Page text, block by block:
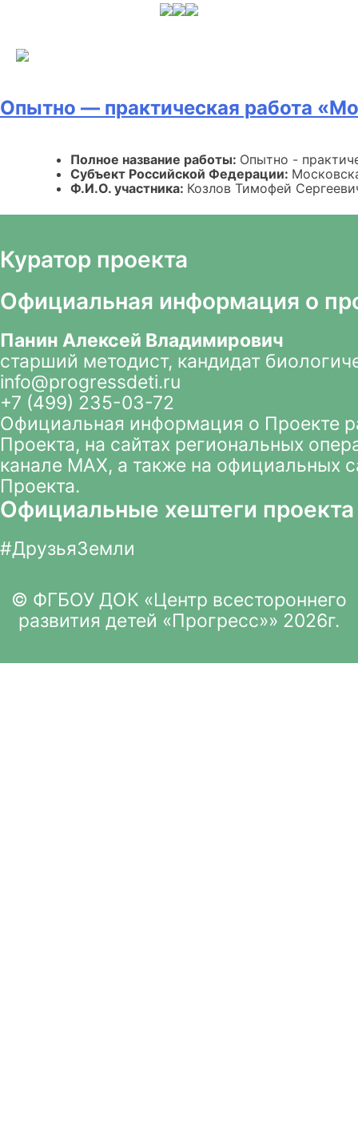
Опытно — практическая работа
Полное название работы: Опытно -
Субъект Российской Федерации:
Ф.И.О. участника: Козлов Тимофей
Куратор проекта
Официальная информация о
Панин Алексей Владимирович
старший методист, кандидат
info@progressdeti.ru
+7 (499) 235-03-72
Официальная информация о Проекте
Проекта, на сайтах региональных
канале MAX, а также на официальных
Проекта.
Официальные хештеги проекта
#ДрузьяЗемли
© ФГБОУ ДОК «Центр всестороннего
развития детей «Прогресс»» 2026г.